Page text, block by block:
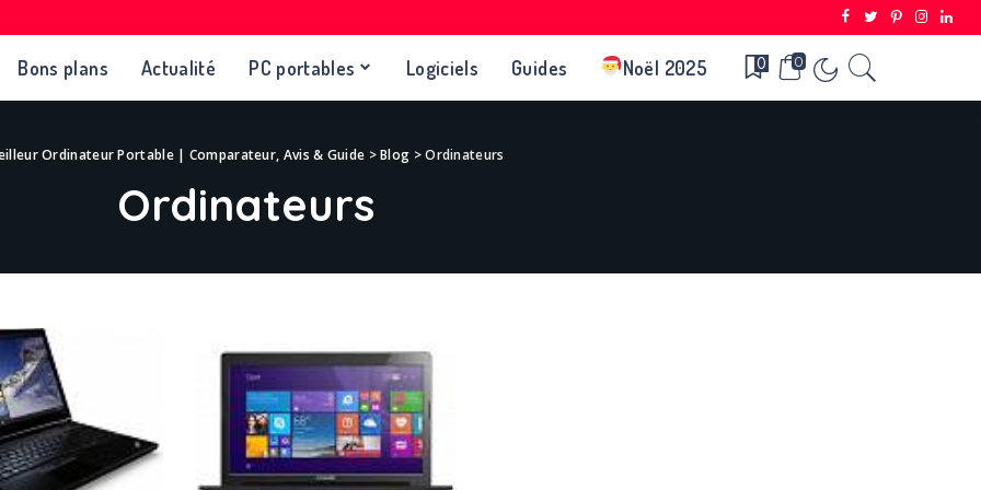
Bons plans Actualité PC portables Logiciels Guides Noël 2025 0 0
Ordinateur Portable | Comparateur, Avis & Guide >Blog >Ordinateurs
Ordinateurs